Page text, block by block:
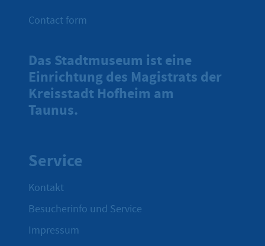
Contact form
Das Stadtmuseum ist eine
Einrichtung des Magistrats der
Kreisstadt Hofheim am
Taunus.
Service
Kontakt
Besucherinfo und Service
Impressum